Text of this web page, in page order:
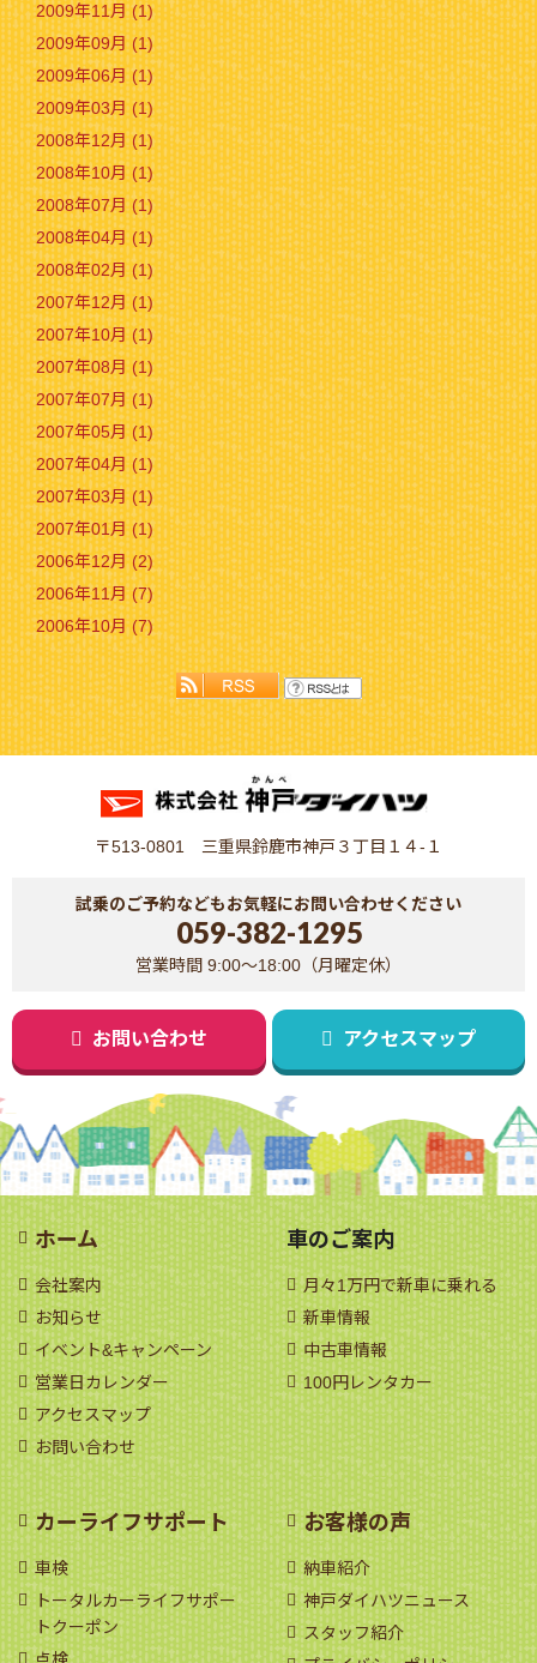
2009年11月 (1)
2009年09月 (1)
2009年06月 (1)
2009年03月 (1)
2008年12月 (1)
2008年10月 (1)
2008年07月 (1)
2008年04月 (1)
2008年02月 (1)
2007年12月 (1)
2007年10月 (1)
2007年08月 (1)
2007年07月 (1)
2007年05月 (1)
2007年04月 (1)
2007年03月 (1)
2007年01月 (1)
2006年12月 (2)
2006年11月 (7)
2006年10月 (7)
〒513-0801 三重県鈴鹿市神戸３丁目１４-１
試乗のご予約などもお気軽にお問い合わせください
059-382-1295
営業時間 9:00～18:00（月曜定休）
お問い合わせ アクセスマップ
ホーム
会社案内
お知らせ
イベント&キャンペーン
営業日カレンダー
アクセスマップ
お問い合わせ
車のご案内
月々1万円で新車に乗れる
新車情報
中古車情報
100円レンタカー
カーライフサポート
車検
トータルカーライフサポー
トクーポン
お客様の声
納車紹介
神戸ダイハツニュース
スタッフ紹介